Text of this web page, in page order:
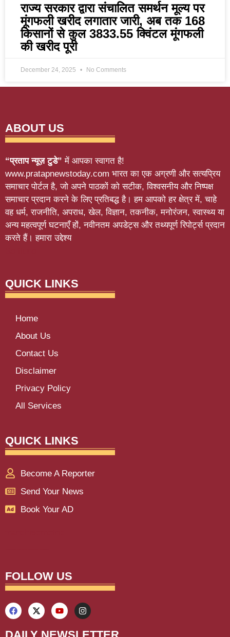
राज्य सरकार द्वारा संचालित समर्थन मूल्य पर
मूंगफली खरीद लगातार जारी, अब तक 168
किसानों से कुल 3833.55 क्विंटल मूंगफली
की खरीद पूरी
December 24, 2025 No Comments
ABOUT US
“प्रताप न्यूज़ टुडे” में आपका स्वागत है!
www.pratapnewstoday.com भारत का एक अग्रणी और सत्यप्रिय
समाचार पोर्टल है, जो अपने पाठकों को सटीक, विश्वसनीय और निष्पक्ष
समाचार प्रदान करने के लिए प्रतिबद्ध है। हम आपको हर क्षेत्र में, चाहे
वह धर्म, राजनीति, अपराध, खेल, विज्ञान, तकनीक, मनोरंजन, स्वास्थ्य या
अन्य महत्वपूर्ण घटनाएँ हों, नवीनतम अपडेट्स और तथ्यपूर्ण रिपोर्ट्स प्रदान
करते हैं। हमारा उद्देश्य
QUICK LINKS
Home
About Us
Contact Us
Disclaimer
Privacy Policy
All Services
QUICK LINKS
Become A Reporter
Send Your News
Book Your AD
FOLLOW US